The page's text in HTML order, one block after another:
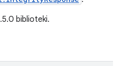
biblioteki.